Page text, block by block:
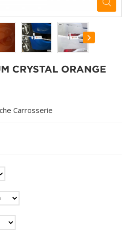
CRYSTAL ORANGE
Carrosserie